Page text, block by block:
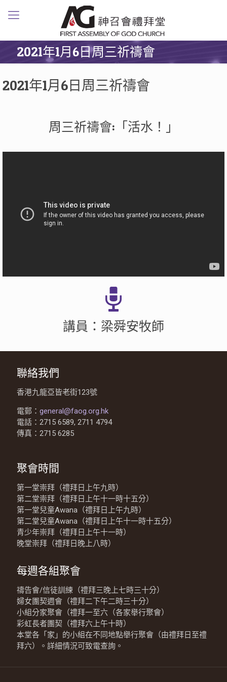
2021年1月6日周三祈禱會
2021年1月6日周三祈禱會
周三祈禱會:「活水！」
講員：梁舜安牧師
聯絡我們
香港九龍亞皆老街123號
電郵： general@faog.org.hk
電話：2715 6589, 2711 4794
傳真：2715 6285
聚會時間
第一堂崇拜（禮拜日上午九時）
第二堂崇拜（禮拜日上午十一時十五分）
第一堂兒童Awana（禮拜日上午九時）
第二堂兒童Awana（禮拜日上午十一時十五分）
青少年崇拜（禮拜日上午十一時）
晚堂崇拜（禮拜日晚上八時）
每週各組聚會
禱告會/信徒訓練（禮拜三晚上七時三十分）
婦女團契週會（禮拜二下午二時三十分）
小組分家聚會（禮拜一至六（各家舉行聚會）
彩虹長者團契（禮拜六上午十時）
本堂各「家」的小組在不同地點舉行聚會（由禮拜日至禮
拜六）。詳細情況可致電查詢。